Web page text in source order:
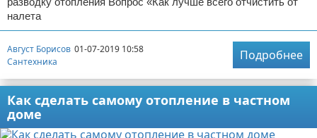
налета
Август Борисов 01-07-2019 10:58
Сантехника
Подробнее
Как сделать самому отопление в частном
доме